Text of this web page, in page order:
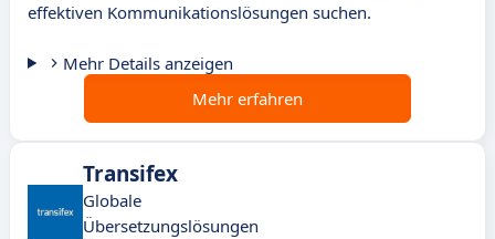
effektiven Kommunikationslösungen suchen.
Mehr Details anzeigen
Mehr erfahren
Transifex
Globale
Übersetzungslösungen